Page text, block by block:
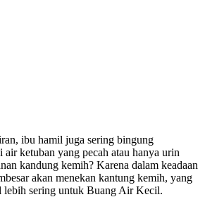
ibu hamil juga sering bingung
air ketuban yang pecah atau hanya urin
kandung kemih? Karena dalam keadaan
akan menekan kantung kemih, yang
lebih sering untuk Buang Air Kecil.